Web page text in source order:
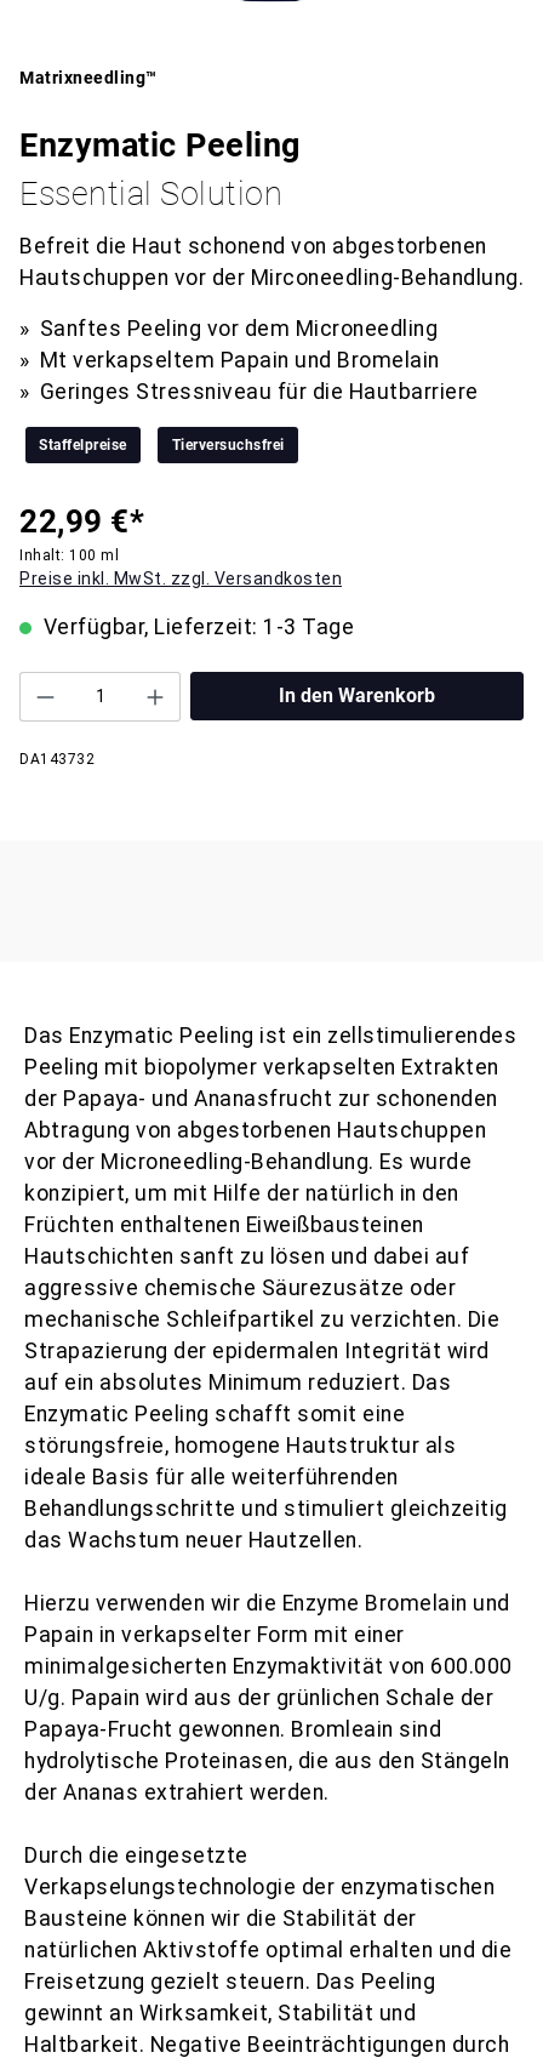
Matrixneedling™
Enzymatic Peeling
Essential Solution
Befreit die Haut schonend von abgestorbenen
Hautschuppen vor der Mirconeedling-Behandlung.
Sanftes Peeling vor dem Microneedling
Mt verkapseltem Papain und Bromelain
Geringes Stressniveau für die Hautbarriere
Staffelpreise Tierversuchsfrei
22,99 €*
Inhalt: 100 ml
Preise inkl. MwSt. zzgl. Versandkosten
Verfügbar, Lieferzeit: 1-3 Tage
In den Warenkorb
DA143732
Das Enzymatic Peeling ist ein zellstimulierendes
Peeling mit biopolymer verkapselten Extrakten
der Papaya- und Ananasfrucht zur schonenden
Abtragung von abgestorbenen Hautschuppen
vor der Microneedling-Behandlung. Es wurde
konzipiert, um mit Hilfe der natürlich in den
Früchten enthaltenen Eiweißbausteinen
Hautschichten sanft zu lösen und dabei auf
aggressive chemische Säurezusätze oder
mechanische Schleifpartikel zu verzichten. Die
Strapazierung der epidermalen Integrität wird
auf ein absolutes Minimum reduziert. Das
Enzymatic Peeling schafft somit eine
störungsfreie, homogene Hautstruktur als
ideale Basis für alle weiterführenden
Behandlungsschritte und stimuliert gleichzeitig
das Wachstum neuer Hautzellen.
Hierzu verwenden wir die Enzyme Bromelain und
Papain in verkapselter Form mit einer
minimalgesicherten Enzymaktivität von 600.000
U/g. Papain wird aus der grünlichen Schale der
Papaya-Frucht gewonnen. Bromleain sind
hydrolytische Proteinasen, die aus den Stängeln
der Ananas extrahiert werden.
Durch die eingesetzte
Verkapselungstechnologie der enzymatischen
Bausteine können wir die Stabilität der
natürlichen Aktivstoffe optimal erhalten und die
Freisetzung gezielt steuern. Das Peeling
gewinnt an Wirksamkeit, Stabilität und
Haltbarkeit. Negative Beeinträchtigungen durch